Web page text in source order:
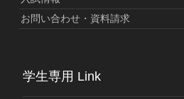
お問い合わせ・資料請求
学生専用 Link